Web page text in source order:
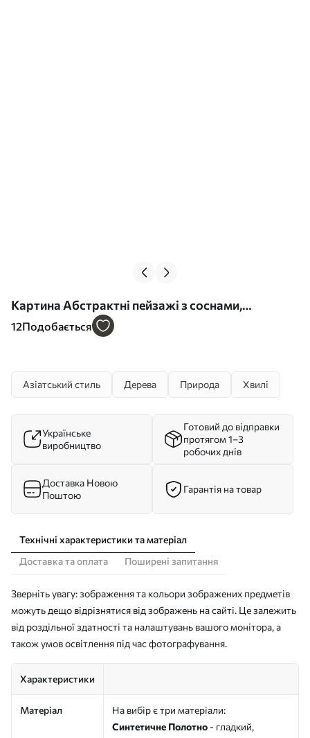
Картина Абстрактні пейзажі з соснами,
китайський стиль Арт. s44720
12Подобається
Азіатський стиль Дерева Природа Хвилі
Українське
виробництво
Готовий до відправки
протягом 1–3
робочих днів
Доставка Новою
Поштою
Гарантія на товар
Технічні характеристики та матеріал
Доставка та оплата
Поширені запитання
Зверніть увагу: зображення та кольори зображених предметів
можуть дещо відрізнятися від зображень на сайті. Це залежить
від роздільної здатності та налаштувань вашого монітора, а
також умов освітлення під час фотографування.
Характеристики
Матеріал
На вибір є три матеріали:
Синтетичне Полотно - гладкий,